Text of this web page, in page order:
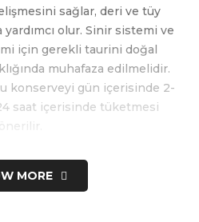
sağlar, deri ve tüy
yardımcı olur. Sinir sistemi ve
için gerekli taurini doğal
muhafaza edilmelidir.
konserveyi gün içerisinde 2-
saat içerisinde tüketmesi
önerilir.
MORE